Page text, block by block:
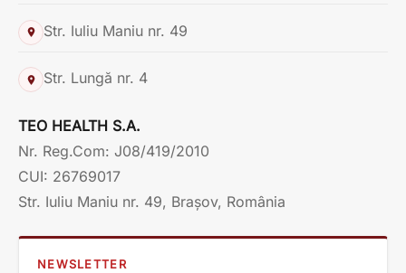
Str. Iuliu Maniu nr. 49
Str. Lungă nr. 4
TEO HEALTH S.A.
Nr. Reg.Com: J08/419/2010
CUI: 26769017
Str. Iuliu Maniu nr. 49, Brașov, România
NEWSLETTER